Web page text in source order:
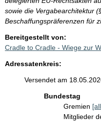
sowie die Vergabearchitektur
Beschaffungspräferenzen für
Bereitgestellt von:
Cradle to Cradle - Wiege zur
Adressatenkreis:
Versendet am
Bundestag
Gremien
Mitglieder